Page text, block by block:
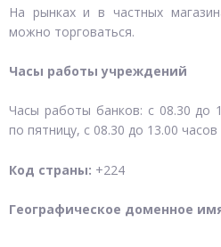
На рынках и в частных
можно торговаться.
Часы работы учреждений
Часы работы банков: с 08.30 до
по пятницу, с 08.30 до 13.00 часов
Код страны: +224
Географическое доменное